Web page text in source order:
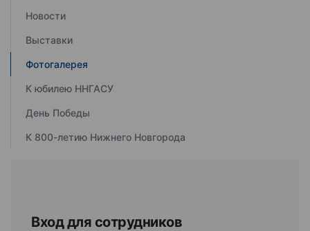
Новости
Выставки
Фотогалерея
К юбилею ННГАСУ
День Победы
К 800-летию Нижнего Новгорода
Вход для сотрудников